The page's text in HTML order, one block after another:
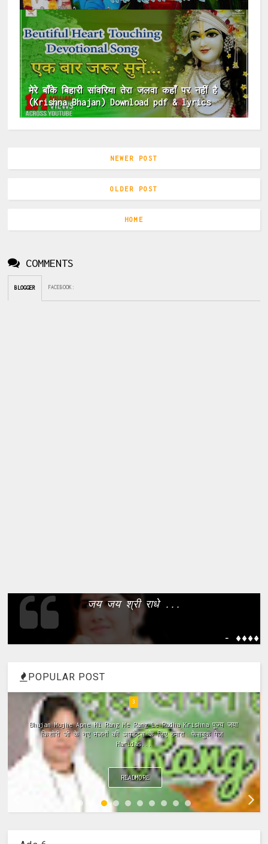
मेरे बाँके बिहारी सांवरिया तेरा जलवा कहाँ पर नहीं है
(Krishna Bhajan) Download pdf & lyrics
NEWER POST
OLDER POST
HOME
COMMENTS
BLOGGER FACEBOOK :
जय जय श्री राधे ...
- ����
POPULAR POST
4
Meri Vinti Yahi Hai Radha Rani Dj (Remix) MIx Download:
Click This Link ~Meri Vinti Yahi Hai Radha Rani Dj (Remix)
MIx Full ...
READMORE